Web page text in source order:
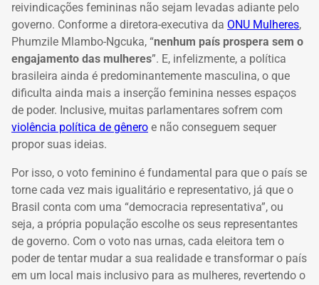
reivindicações femininas não sejam levadas adiante pelo
governo. Conforme a diretora-executiva da ONU Mulheres,
Phumzile Mlambo-Ngcuka, “nenhum país prospera sem o
engajamento das mulheres”. E, infelizmente, a política
brasileira ainda é predominantemente masculina, o que
dificulta ainda mais a inserção feminina nesses espaços
de poder. Inclusive, muitas parlamentares sofrem com
violência política de gênero e não conseguem sequer
propor suas ideias.
Por isso, o voto feminino é fundamental para que o país se
torne cada vez mais igualitário e representativo, já que o
Brasil conta com uma “democracia representativa”, ou
seja, a própria população escolhe os seus representantes
de governo. Com o voto nas urnas, cada eleitora tem o
poder de tentar mudar a sua realidade e transformar o país
em um local mais inclusivo para as mulheres, revertendo o